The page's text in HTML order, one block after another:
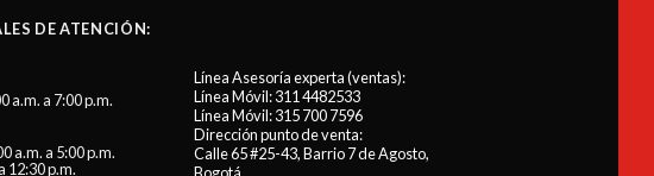
DE ATENCIÓN:
a.m. a 7:00 p.m.
a.m. a 5:00 p.m.
12:30 p.m.
Línea Asesoría experta (ventas):
Línea Móvil:311 4482533
Línea Móvil:315 700 7596
Dirección punto de venta:
Calle 65 #25-43, Barrio 7 de Agosto,